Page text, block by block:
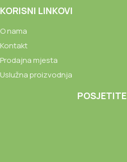
KORISNI LINKOVI
O nama
Kontakt
Prodajna mjesta
Uslužna proizvodnja